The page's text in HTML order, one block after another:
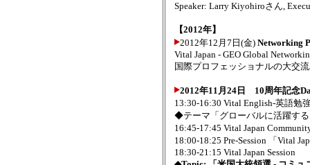
Speaker: Larry Kiyohiroさん,
【2012年】
2012年12月7日(金) Networking
Vital Japan - GEO Global
国際プロフェッショナルの大交
2012年11月24日 10周年記念
13:30-16:30 Vital English-英語勉
◆テーマ「グローバルに活躍す
16:45-17:45 Vital Japan
18:00-18:25 Pre-Session 「Vital
18:30-21:15 Vital Japan Session